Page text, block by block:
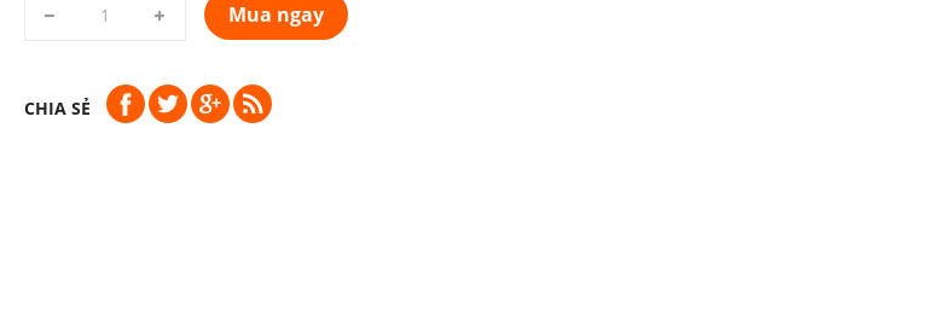
Mua ngay
CHIA SẺ